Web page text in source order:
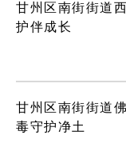
甘州区南街街道
护伴成长
甘州区南街街道
毒守护净土